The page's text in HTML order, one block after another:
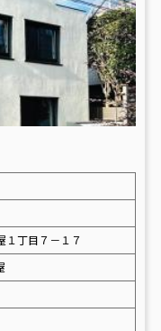
１丁目７－１７